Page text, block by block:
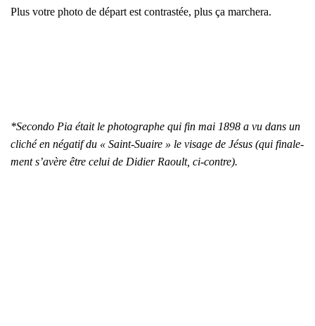
Plus votre pho­to de départ est contras­tée, plus ça mar­che­ra.
*Secon­do Pia était le pho­to­graphe qui fin mai 1898 a vu dans un
cli­ché en néga­tif du « Saint-Suaire » le visage de Jésus (qui fina­le­
ment s’a­vère être celui de Didier Raoult, ci-contre).